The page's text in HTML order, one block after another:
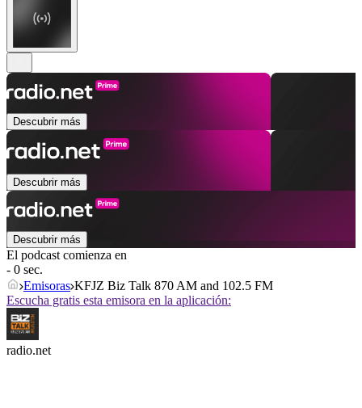
Descubrir más
Descubrir más
Descubrir más
El podcast comienza en
- 0 sec.
Emisoras KFJZ Biz Talk 870 AM and 102.5 FM
Escucha gratis esta emisora en la aplicación:
radio.net